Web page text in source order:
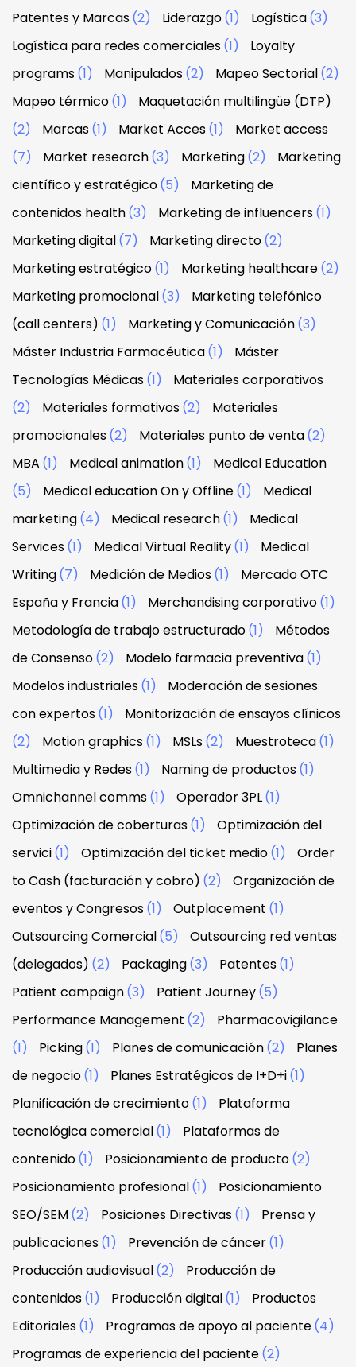
Patentes y Marcas(2) Liderazgo(1) Logística(3)
Logística para redes comerciales(1)
Loyalty
programs(1) Manipulados(2) Mapeo Sectorial(2)
Mapeo térmico(1)
Maquetación multilingüe (DTP)
(2)
Marcas(1) Market Acces(1)
Market access
(7)
Market research(3) Marketing(2)
Marketing
científico y estratégico(5)
Marketing de
contenidos health(3) Marketing de influencers(1)
Marketing digital(7) Marketing directo(2)
Marketing estratégico(1) Marketing healthcare(2)
Marketing promocional(3)
Marketing telefónico
(call centers) (1) Marketing y Comunicación(3)
Máster Industria Farmacéutica(1)
Máster
Tecnologías Médicas(1)
Materiales corporativos
(2)
Materiales formativos(2)
Materiales
promocionales(2) Materiales punto de venta(2)
MBA (1) Medical animation(1)
Medical Education
(5)
Medical education On y Offline(1)
Medical
marketing(4) Medical research(1)
Medical
Services(1) Medical Virtual Reality(1)
Medical
Writing(7) Medición de Medios(1)
Mercado OTC
España y Francia(1) Merchandising corporativo(1)
Metodología de trabajo estructurado(1)
Métodos
de Consenso(2) Modelo farmacia preventiva(1)
Modelos industriales(1)
Moderación de sesiones
con expertos(1)
Monitorización de ensayos clínicos
(2)
Motion graphics(1) MSLs(2) Muestroteca(1)
Multimedia y Redes(1) Naming de productos(1)
Omnichannel comms(1) Operador 3PL(1)
Optimización de coberturas(1)
Optimización del
servici(1) Optimización del ticket medio(1)
Order
to Cash (facturación y cobro) (2)
Organización de
eventos y Congresos(1) Outplacement (1)
Outsourcing Comercial(5)
Outsourcing red ventas
(delegados) (2) Packaging(3) Patentes(1)
Patient campaign(3) Patient Journey(5)
Performance Management (2)
Pharmacovigilance
(1)
Picking(1) Planes de comunicación(2)
Planes
de negocio(1) Planes Estratégicos de I+D+i(1)
Planificación de crecimiento(1)
Plataforma
tecnológica comercial(1)
Plataformas de
contenido(1) Posicionamiento de producto(2)
Posicionamiento profesional(1)
Posicionamiento
SEO/SEM(2) Posiciones Directivas(1)
Prensa y
publicaciones(1) Prevención de cáncer(1)
Producción audiovisual(2)
Producción de
contenidos(1) Producción digital(1)
Productos
Editoriales(1) Programas de apoyo al paciente(4)
Programas de experiencia del paciente(2)